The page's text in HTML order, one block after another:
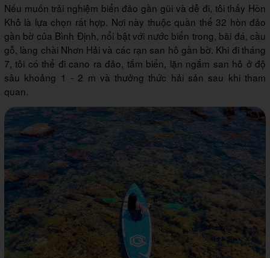
Nếu muốn trải nghiệm biển đảo gần gũi và dễ đi, tôi thấy Hòn
Khô là lựa chọn rất hợp. Nơi này thuộc quần thể 32 hòn đảo
gần bờ của Bình Định, nổi bật với nước biển trong, bãi đá, cầu
gỗ, làng chài Nhơn Hải và các rạn san hô gần bờ. Khi đi tháng
7, tôi có thể đi cano ra đảo, tắm biển, lặn ngắm san hô ở độ
sâu khoảng 1 - 2 m và thưởng thức hải sản sau khi tham
quan.